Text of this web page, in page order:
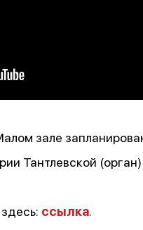
зале
Тантлевской
ссылка.